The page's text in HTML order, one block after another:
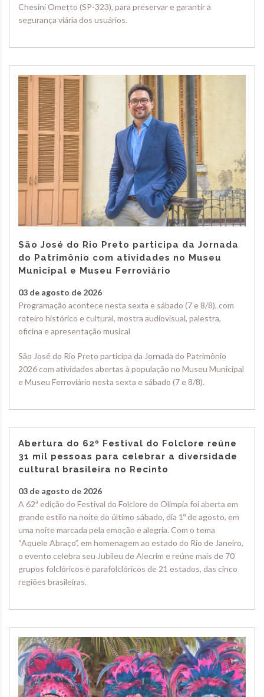
Chesini Ometto (SP-323), para preservar e garantir a
segurança viária dos usuários.
São José do Rio Preto participa da Jornada
do Patrimônio com atividades no Museu
Municipal e Museu Ferroviário
03 de agosto de 2026
Programação acontece nesta sexta e sábado (7 e 8/8), com
roteiro histórico e cultural, mostra audiovisual, palestra,
oficina e apresentação musical
São José do Rio Preto participa da Jornada do Patrimônio
2026 com atividades abertas à população no Museu Municipal
e Museu Ferroviário nesta sexta e sábado (7 e 8/8).
Abertura do 62º Festival do Folclore reúne
31 mil pessoas para celebrar a diversidade
cultural brasileira no Recinto
03 de agosto de 2026
A 62ª edição do Festival do Folclore de Olímpia foi aberta em
grande estilo na noite do último sábado, dia 1º de agosto, em
uma noite marcada pela emoção e alegria. Com o tema
“Aquele Abraço”, em homenagem ao estado do Rio de Janeiro,
o evento celebra seu Jubileu de Alecrim e reúne mais de 70
grupos folclóricos e parafolclóricos de 21 estados, das cinco
regiões brasileiras.